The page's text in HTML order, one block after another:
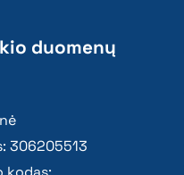
duomenų
306205513